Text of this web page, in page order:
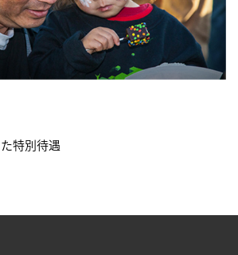
特別待遇